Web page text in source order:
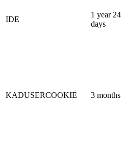
IDE
1 year 24
days
KADUSERCOOKIE 3 months